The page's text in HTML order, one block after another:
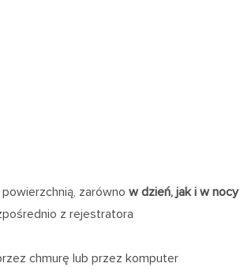
zarówno w dzień, jak i w nocy
z rejestratora
chmurę lub przez komputer